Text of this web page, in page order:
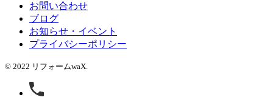
お問い合わせ
ブログ
お知らせ・イベント
プライバシーポリシー
© 2022 リフォームwaX.